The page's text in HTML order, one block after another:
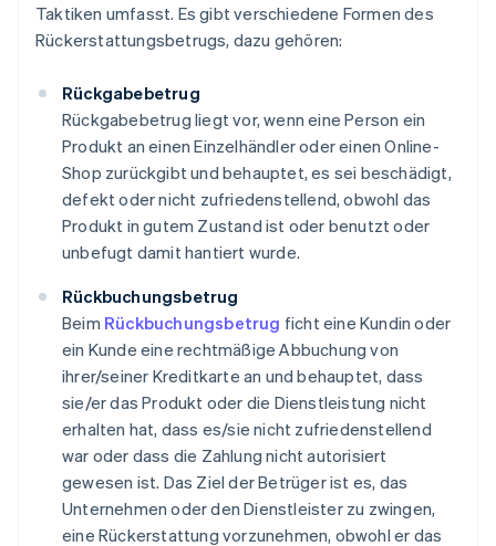
Taktiken umfasst. Es gibt verschiedene Formen des
Rückerstattungsbetrugs, dazu gehören:
Rückgabebetrug
Rückgabebetrug liegt vor, wenn eine Person ein
Produkt an einen Einzelhändler oder einen Online-
Shop zurückgibt und behauptet, es sei beschädigt,
defekt oder nicht zufriedenstellend, obwohl das
Produkt in gutem Zustand ist oder benutzt oder
unbefugt damit hantiert wurde.
Rückbuchungsbetrug
Beim Rückbuchungsbetrug ficht eine Kundin oder
ein Kunde eine rechtmäßige Abbuchung von
ihrer/seiner Kreditkarte an und behauptet, dass
sie/er das Produkt oder die Dienstleistung nicht
erhalten hat, dass es/sie nicht zufriedenstellend
war oder dass die Zahlung nicht autorisiert
gewesen ist. Das Ziel der Betrüger ist es, das
Unternehmen oder den Dienstleister zu zwingen,
eine Rückerstattung vorzunehmen, obwohl er das